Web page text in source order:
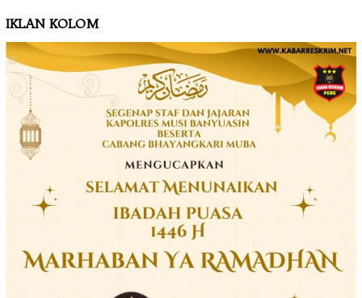
IKLAN KOLOM